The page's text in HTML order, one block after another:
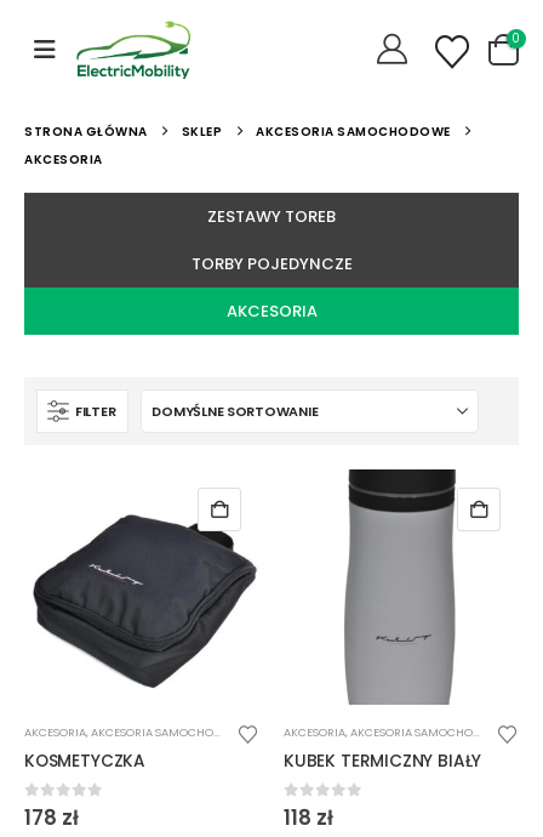
0
STRONA GŁÓWNA SKLEP
AKCESORIA SAMOCHODOWE
AKCESORIA
ZESTAWY TOREB
TORBY POJEDYNCZE
AKCESORIA
FILTER
AKCESORIA,AKCESORIA SAMOCHODOWE
KOSMETYCZKA
0out of 5
178 zł
AKCESORIA,AKCESORIA SAMOCHODOWE
KUBEK TERMICZNY BIAŁY
0out of 5
118 zł